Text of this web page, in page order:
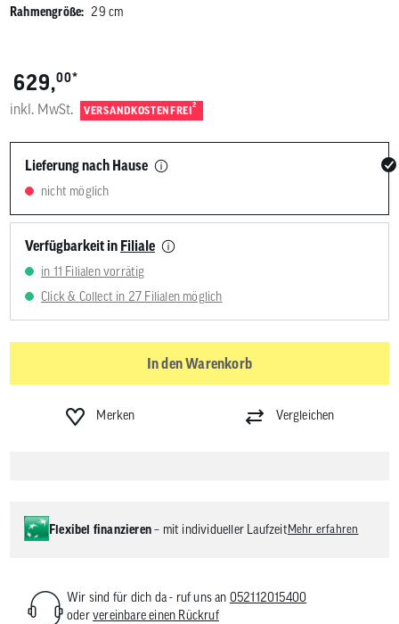
Rahmengröße: 29 cm
629,00*
inkl. MwSt. VERSANDKOSTENFREI2
Lieferung nach Hause
nicht möglich
Verfügbarkeit in Filiale
in 11 Filialen vorrätig
Click & Collect in 27 Filialen möglich
In den Warenkorb
Merken Vergleichen
Flexibel finanzieren– mit individueller Laufzeit Mehr erfahren
Wir sind für dich da - ruf uns an 052112015400
odervereinbare einen Rückruf